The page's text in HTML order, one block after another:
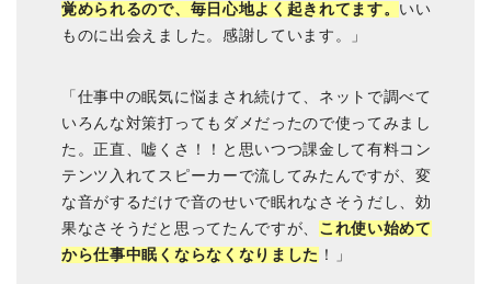
覚められるので、毎日心地よく起きれてます。 いい
ものに出会えました。感謝しています。」
「仕事中の眠気に悩まされ続けて、ネットで調べて
いろんな対策打ってもダメだったので使ってみまし
た。正直、嘘くさ！！と思いつつ課金して有料コン
テンツ入れてスピーカーで流してみたんですが、変
な音がするだけで音のせいで眠れなさそうだし、効
果なさそうだと思ってたんですが、 これ使い始めて
から仕事中眠くならなくなりました ！」